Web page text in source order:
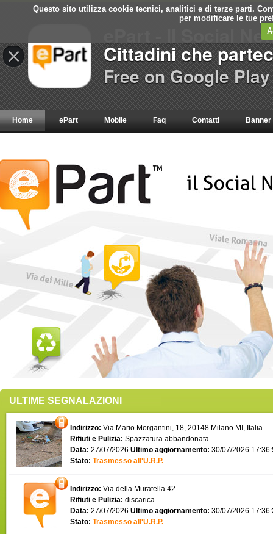
Questo sito utilizza cookie tecnici, analitici e di terze parti.
per modificare le tue
Home ePart Mobile Faq Contatti Banner
ULTIME SEGNALAZIONI
Indirizzo: Via Mario Morgantini, 18, 20148 Milano MI, Italia
Rifiuti e Pulizia: Spazzatura abbandonata
Data: 27/07/2026 Ultimo aggiornamento: 30/07/2026
Stato: Trasmesso all'U.R.P.
Indirizzo: Via della Muratella 42
Rifiuti e Pulizia: discarica
Data: 27/07/2026 Ultimo aggiornamento: 30/07/2026
Stato: Trasmesso all'U.R.P.
×
ePart - Il Social
Cittadini che
Free on Google Play